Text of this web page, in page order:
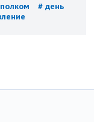
# день